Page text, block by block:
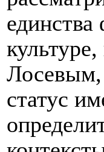
Лосевым,
статус